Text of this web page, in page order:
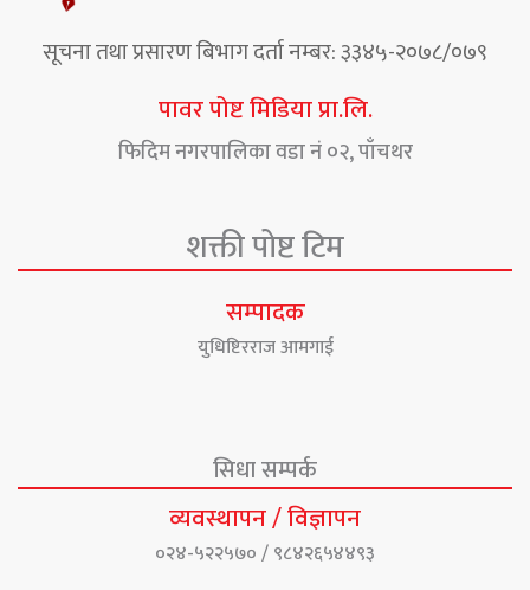
सूचना तथा प्रसारण बिभाग दर्ता नम्बर: ३३४५-२०७८/०७९
पावर पोष्ट मिडिया प्रा.लि.
फिदिम नगरपालिका वडा नं ०२, पाँचथर
शक्ती पोष्ट टिम
सम्पादक
युधिष्टिरराज आमगाई
सिधा सम्पर्क
व्यवस्थापन / विज्ञापन
०२४-५२२५७० / ९८४२६५४४९३